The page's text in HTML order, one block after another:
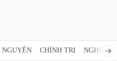
CHÍNH TRỊ NGHỊ